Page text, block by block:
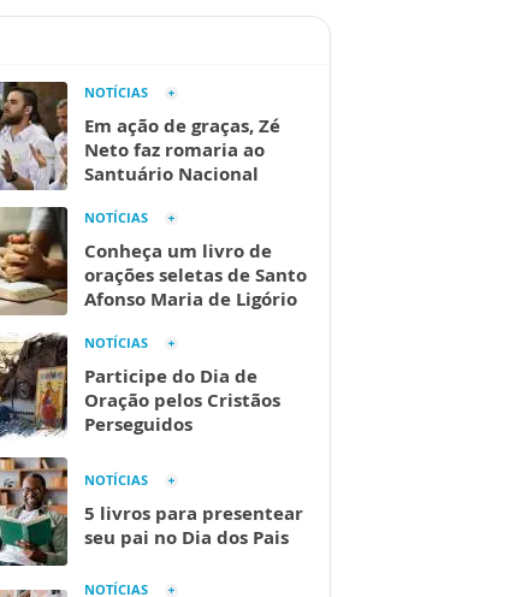
NOTÍCIAS
Em ação de graças, Zé
Neto faz romaria ao
Santuário Nacional
NOTÍCIAS
Conheça um livro de
orações seletas de Santo
Afonso Maria de Ligório
NOTÍCIAS
Participe do Dia de
Oração pelos Cristãos
Perseguidos
NOTÍCIAS
5 livros para presentear
seu pai no Dia dos Pais
NOTÍCIAS